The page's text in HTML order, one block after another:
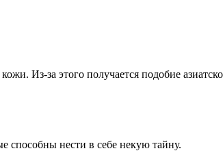
Из-за этого получается подобие
способны нести в себе некую тайну.